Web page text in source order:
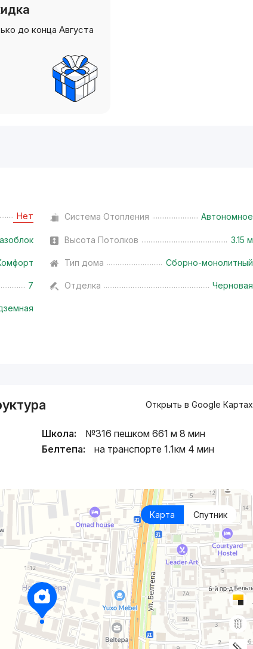
до конца Августа
Нет Система Отопления Автономное
Высота Потолков 3.15 м
Тип дома Сборно-монолитный
7 Отделка Черновая
Открыть в Google Картах
Школа:
№316 пешком 661 м 8 мин
Белтепа:
на транспорте 1.1км 4 мин
Карта Спутник